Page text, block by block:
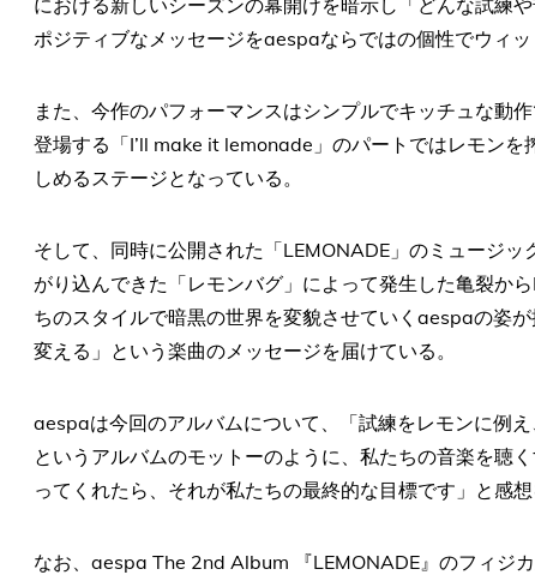
ポジティブなメッセージをaespaならではの個性でウィッ
また、今作のパフォーマンスはシンプルでキッチュな動
登場する「I’ll make it lemonade」のパートではレモン
しめるステージとなっている。
そして、同時に公開された「LEMONADE」のミュージ
がり込んできた「レモンバグ」によって発生した亀裂か
ちのスタイルで暗黒の世界を変貌させていくaespaの姿
変える」という楽曲のメッセージを届けている。
aespaは今回のアルバムについて、「試練をレモンに例
というアルバムのモットーのように、私たちの音楽を聴
ってくれたら、それが私たちの最終的な目標です」と感想
なお、aespa The 2nd Album 『LEMONADE』のフィジ